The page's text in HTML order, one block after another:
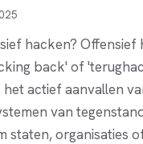
hacken? Offensief
back' of
het actief aanvallen
van
staten, organisaties